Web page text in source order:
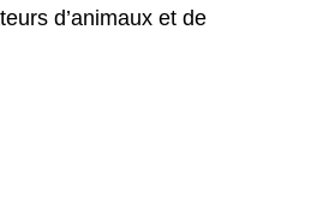
d’animaux et de